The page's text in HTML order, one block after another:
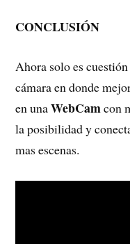
CONCLUSIÓN
Ahora solo es
cámara en donde
en unaWebCamcon
la posibilidad y
mas escenas.